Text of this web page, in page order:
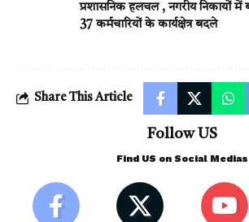
प्रशासनिक हलचल , नगरीय निकायों में
37 कर्मचारियों के कार्यक्षेत्र बदले
Share This Article
Follow US
Find US on Social Medias